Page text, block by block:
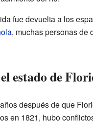
fue devuelta a los
, muchas personas de
estado de
después de que
en 1821, hubo